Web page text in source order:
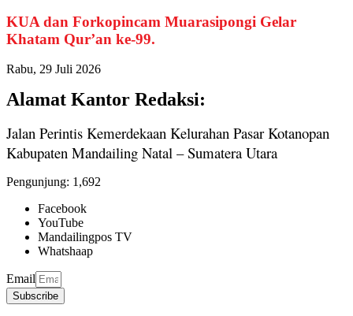
KUA dan Forkopincam Muarasipongi Gelar
Khatam Qur’an ke-99.
Rabu, 29 Juli 2026
Alamat Kantor Redaksi:
Jalan Perintis Kemerdekaan Kelurahan Pasar Kotanopan
Kabupaten Mandailing Natal – Sumatera Utara
Pengunjung: 1,692
Facebook
YouTube
Mandailingpos TV
Whatshaap
Email
Subscribe